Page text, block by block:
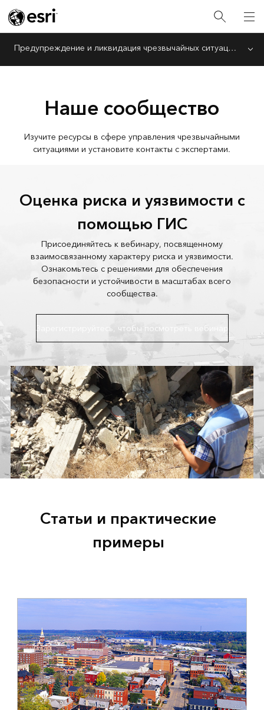
Предупреждение и ликвидация чрезвычайных ситуаций Menu
Наше сообщество
Изучите ресурсы в сфере управления чрезвычайными
ситуациями и установите контакты с экспертами.
Оценка риска и уязвимости с
помощью ГИС
Присоединяйтесь к вебинару, посвященному
взаимосвязанному характеру риска и уязвимости.
Ознакомьтесь с решениями для обеспечения
безопасности и устойчивости в масштабах всего
сообщества.
Зарегистрируйтесь, чтобы посмотреть вебинар
Статьи и практические
примеры